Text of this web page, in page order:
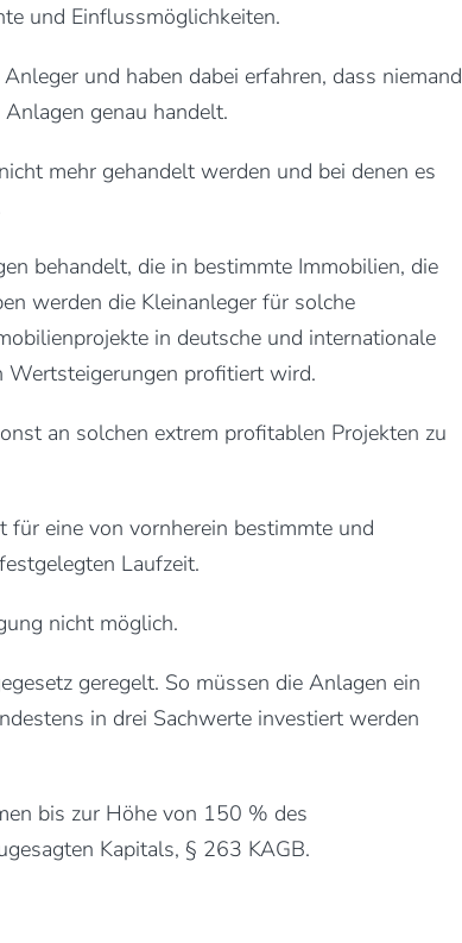
und Einflussmöglichkeiten.
und haben dabei erfahren, dass niemand
genau handelt.
mehr gehandelt werden und bei denen es
behandelt, die in bestimmte Immobilien, die
werden die Kleinanleger für solche
in deutsche und internationale
Wertsteigerungen profitiert wird.
an solchen extrem profitablen Projekten zu
eine von vornherein bestimmte und
Laufzeit.
nicht möglich.
geregelt. So müssen die Anlagen ein
in drei Sachwerte investiert werden
bis zur Höhe von 150 % des
Kapitals, § 263 KAGB.